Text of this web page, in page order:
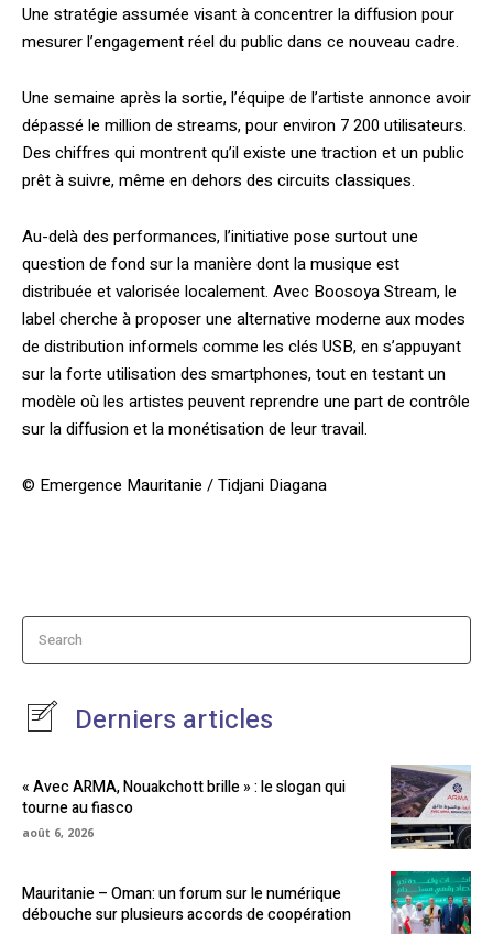
Une stratégie assumée visant à concentrer la diffusion pour
mesurer l’engagement réel du public dans ce nouveau cadre.
Une semaine après la sortie, l’équipe de l’artiste annonce avoir
dépassé le million de streams, pour environ 7 200 utilisateurs.
Des chiffres qui montrent qu’il existe une traction et un public
prêt à suivre, même en dehors des circuits classiques.
Au-delà des performances, l’initiative pose surtout une
question de fond sur la manière dont la musique est
distribuée et valorisée localement. Avec Boosoya Stream, le
label cherche à proposer une alternative moderne aux modes
de distribution informels comme les clés USB, en s’appuyant
sur la forte utilisation des smartphones, tout en testant un
modèle où les artistes peuvent reprendre une part de contrôle
sur la diffusion et la monétisation de leur travail.
© Emergence Mauritanie / Tidjani Diagana
Search
Derniers articles
« Avec ARMA, Nouakchott brille » : le slogan qui
tourne au fiasco
août 6, 2026
Mauritanie – Oman: un forum sur le numérique
débouche sur plusieurs accords de coopération